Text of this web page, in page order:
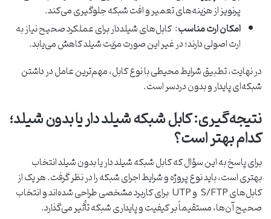
پرنویز از هزینه‌های تعمیر و افت شبکه جلوگیری می‌کند.
امکان ارت مناسب: کابل‌های شیلددار برای عملکرد صحیح نیاز به
ارت اصولی دارند؛ در غیر این صورت مزیت شیلد کاهش می‌یابد.
در نهایت، تطبیق شرایط محیطی با نوع کابل، مهم‌ترین عامل در داشتن
شبکه‌ای پایدار و بدون دردسر است.
نتیجه‌گیری: کابل شبکه شیلد دار یا بدون شیلد؛
کدام بهتر است؟
برای پاسخ به این سؤال که کابل شبکه شیلد دار یا بدون شیلد انتخاب
بهتری است، باید نوع پروژه و شرایط اجرای شبکه را در نظر گرفت. هر یک از
کابل‌های S/FTP و UTP برای کاربرد مشخصی طراحی شده‌اند و انتخاب
صحیح آن‌ها، مستقیماً بر کیفیت و پایداری شبکه تأثیر می‌گذارد.